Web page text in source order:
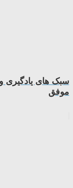
سبک های یادگیری و
موفق